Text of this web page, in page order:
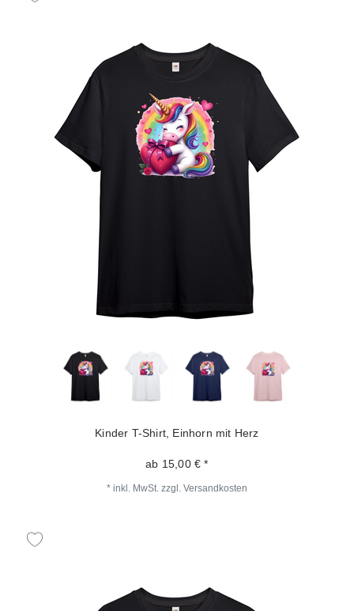
Kinder T-Shirt, Einhorn mit Herz
ab 15,00 € *
* inkl. MwSt. zzgl. Versandkosten